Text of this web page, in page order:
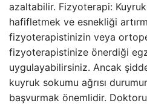
azaltabilir. Fizyoterapi: Kuyruk
hafifletmek ve esnekliği
fizyoterapistinizin veya
fizyoterapistinize önerdiği
uygulayabilirsiniz. Ancak
kuyruk sokumu ağrısı
başvurmak önemlidir.